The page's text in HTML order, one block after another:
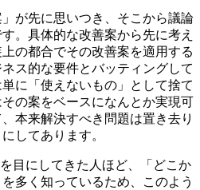
が先に思いつき、そこから議論
。具体的な改善案から先に考え
の都合でその改善案を適用する
ス的な要件とバッティングして
に「使えないもの」として捨て
の案をベースになんとか実現可
本来解決すべき問題は置き去り
してあります。
目にしてきた人ほど、「どこか
多く知っているため、このよう